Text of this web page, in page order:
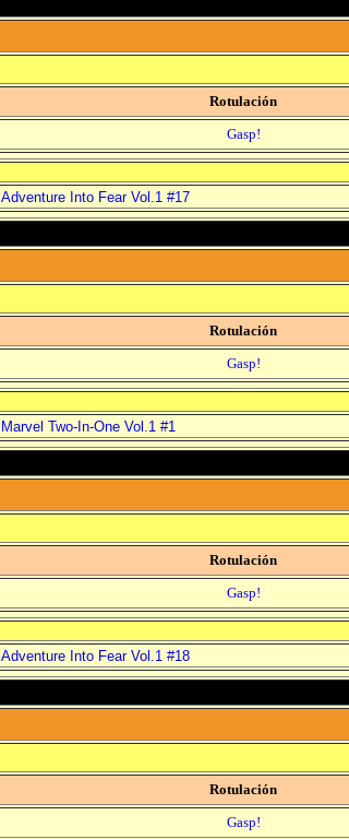
Rotulación
Gasp!
Adventure Into Fear Vol.1 #17
Rotulación
Gasp!
Marvel Two-In-One Vol.1 #1
Rotulación
Gasp!
Adventure Into Fear Vol.1 #18
Rotulación
Gasp!